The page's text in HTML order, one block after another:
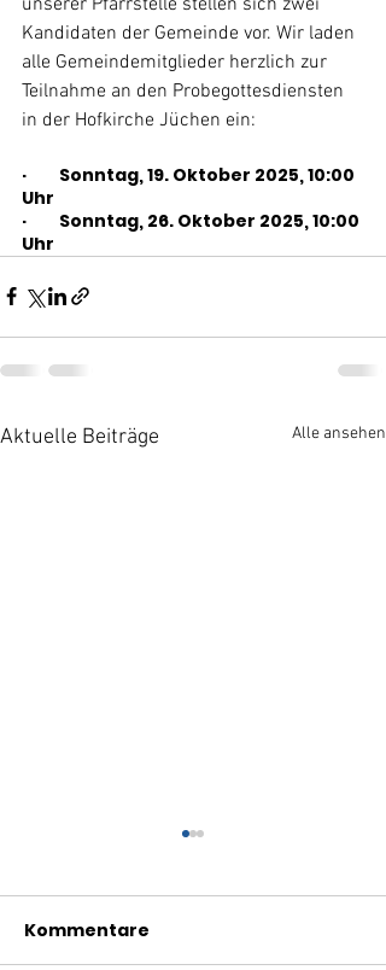
Kandidaten der Gemeinde vor. Wir laden
alle Gemeindemitglieder herzlich zur
Teilnahme an den Probegottesdiensten
in der Hofkirche Jüchen ein:
·         Sonntag, 19. Oktober 2025, 10:00
Uhr
·         Sonntag, 26. Oktober 2025, 10:00
Uhr
Aktuelle Beiträge Alle ansehen
Kommentare